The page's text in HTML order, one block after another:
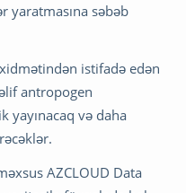
yaratmasına səbəb
xidmətindən istifadə edən
antropogen
yayınacaq və daha
AZCLOUD Data